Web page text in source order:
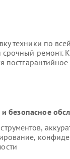
техники по
ремонт.
безопасное